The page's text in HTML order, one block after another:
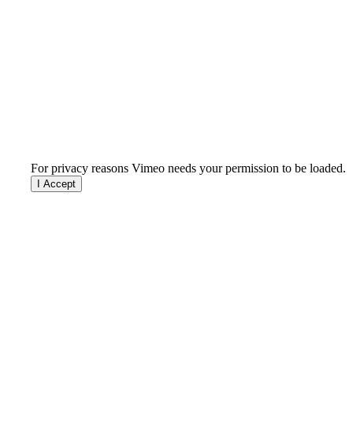
For privacy reasons Vimeo needs your permission to be loaded.
I Accept